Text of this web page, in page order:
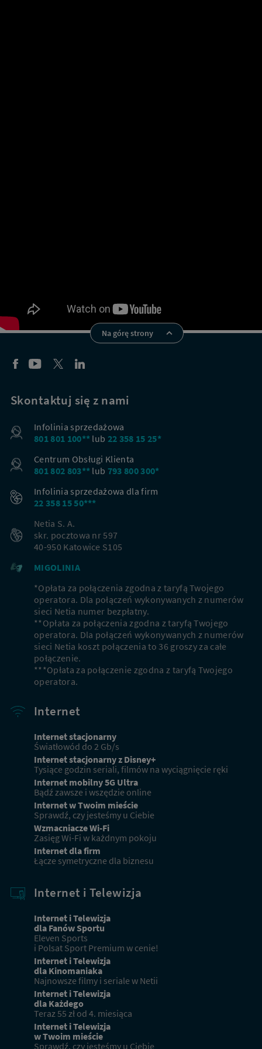
Na górę strony
Skontaktuj się z nami
Infolinia sprzedażowa
801 801 100** lub 22 358 15 25*
Centrum Obsługi Klienta
801 802 803** lub 793 800 300*
Infolinia sprzedażowa dla firm
22 358 15 50***
Netia S. A.
skr. pocztowa nr 597
40-950 Katowice S105
MIGOLINIA
*Opłata za połączenia zgodna z taryfą Twojego
operatora. Dla połączeń wykonywanych z numerów
sieci Netia numer bezpłatny.
**Opłata za połączenia zgodna z taryfą Twojego
operatora. Dla połączeń wykonywanych z numerów
sieci Netia koszt połączenia to 36 groszy za całe
połączenie.
***Opłata za połączenie zgodna z taryfą Twojego
operatora.
Internet
Internet stacjonarny
Światłowód do 2 Gb/s
Internet stacjonarny z Disney+
Tysiące godzin seriali, filmów na wyciągnięcie ręki
Internet mobilny 5G Ultra
Bądź zawsze i wszędzie online
Internet w Twoim mieście
Sprawdź, czy jesteśmy u Ciebie
Wzmacniacze Wi-Fi
Zasięg Wi-Fi w każdnym pokoju
Internet dla firm
Łącze symetryczne dla biznesu
Internet i Telewizja
Internet i Telewizja
dla Fanów Sportu
Eleven Sports
i Polsat Sport Premium w cenie!
Internet i Telewizja
dla Kinomaniaka
Najnowsze filmy i seriale w Netii
Internet i Telewizja
dla Każdego
Teraz 55 zł od 4. miesiąca
Internet i Telewizja
w Twoim mieście
Sprawdź, czy jesteśmy u Ciebie